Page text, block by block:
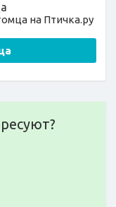
на Птичка.ру